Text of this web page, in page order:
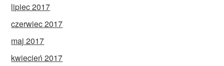
lipiec 2017
czerwiec 2017
maj 2017
kwiecień 2017